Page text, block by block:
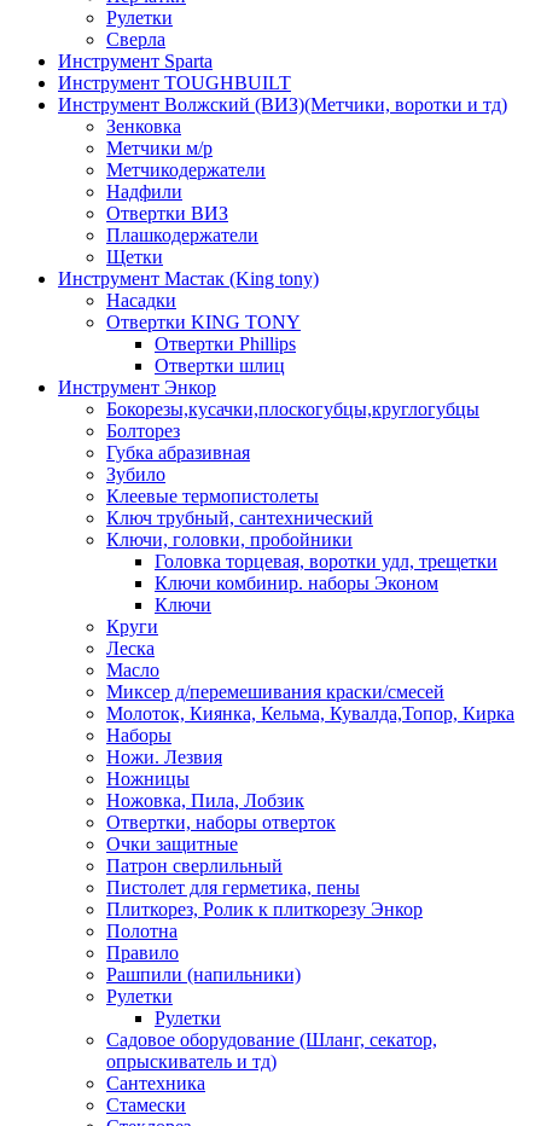
Рулетки
Сверла
Инструмент Sparta
Инструмент TOUGHBUILT
Инструмент Волжский (ВИЗ)(Метчики, воротки и тд)
Зенковка
Метчики м/р
Метчикодержатели
Надфили
Отвертки ВИЗ
Плашкодержатели
Щетки
Инструмент Мастак (King tony)
Насадки
Отвертки KING TONY
Отвертки Phillips
Отвертки шлиц
Инструмент Энкор
Бокорезы,кусачки,плоскогубцы,круглогубцы
Болторез
Губка абразивная
Зубило
Клеевые термопистолеты
Ключ трубный, сантехнический
Ключи, головки, пробойники
Головка торцевая, воротки удл, трещетки
Ключи комбинир. наборы Эконом
Ключи
Круги
Леска
Масло
Миксер д/перемешивания краски/смесей
Молоток, Киянка, Кельма, Кувалда,Топор, Кирка
Наборы
Ножи. Лезвия
Ножницы
Ножовка, Пила, Лобзик
Отвертки, наборы отверток
Очки защитные
Патрон сверлильный
Пистолет для герметика, пены
Плиткорез, Ролик к плиткорезу Энкор
Полотна
Правило
Рашпили (напильники)
Рулетки
Рулетки
Садовое оборудование (Шланг, секатор,
опрыскиватель и тд)
Сантехника
Стамески